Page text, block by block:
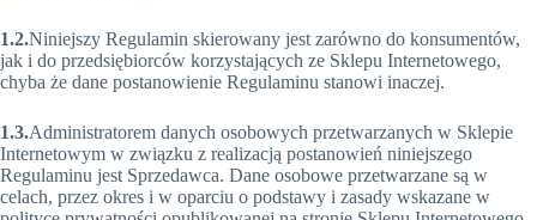
1.2.Niniejszy Regulamin skierowany jest zarówno do konsumentów,
jak i do przedsiębiorców korzystających ze Sklepu Internetowego,
chyba że dane postanowienie Regulaminu stanowi inaczej.
1.3.Administratorem danych osobowych przetwarzanych w Sklepie
Internetowym w związku z realizacją postanowień niniejszego
Regulaminu jest Sprzedawca. Dane osobowe przetwarzane są w
celach, przez okres i w oparciu o podstawy i zasady wskazane w